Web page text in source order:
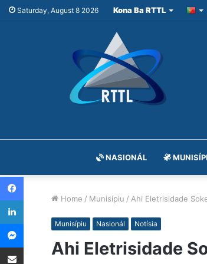
Saturday, August 8 2026 Kona Ba RTTL
NASIONÁL
Home / Munisípiu / Ahi Eletrisidade
Munisípiu Nasionál Notísia
Ahi Eletrisidade
Facebook
LinkedIn
Messenger